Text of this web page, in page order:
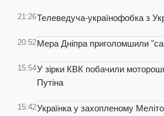
21:26Телеведуча-українофобка з
20:52Мера Дніпра приголомшили
15:54У зірки КВК побачили
Путіна
15:42Українка у захопленому